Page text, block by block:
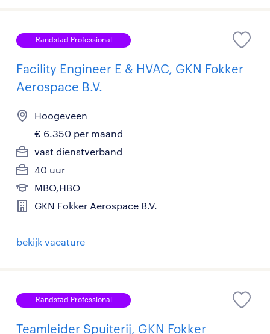
Randstad Professional
Facility Engineer E & HVAC, GKN Fokker
Aerospace B.V.
Hoogeveen
€ 6.350 per maand
vast dienstverband
40 uur
MBO,HBO
GKN Fokker Aerospace B.V.
bekijk vacature
Randstad Professional
Teamleider Spuiterij, GKN Fokker